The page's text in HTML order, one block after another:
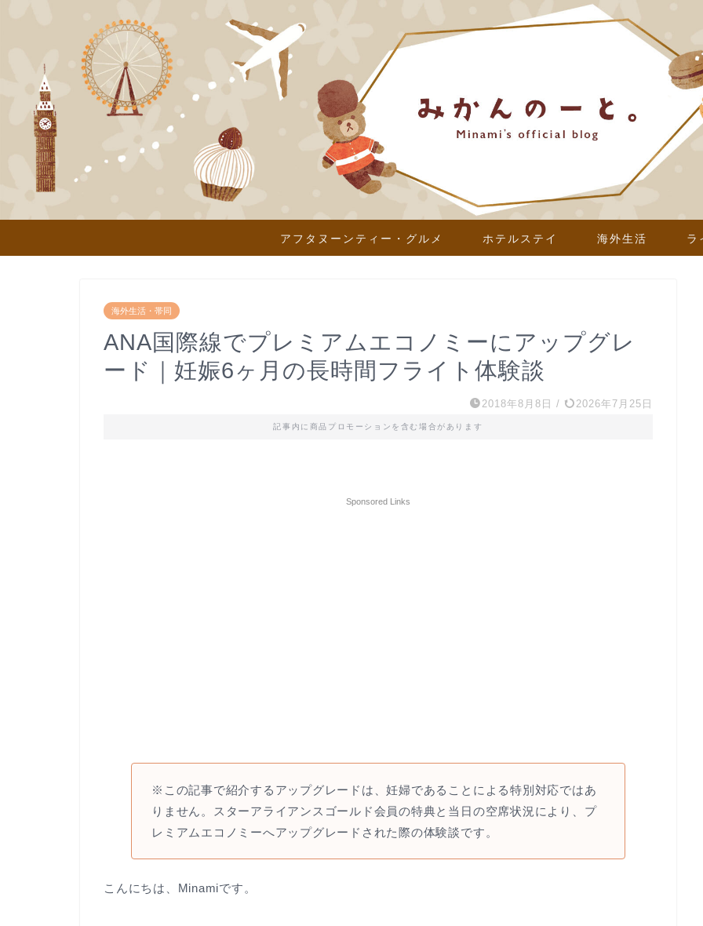
アフタヌーンティー・グルメ ホテルステイ 海外生活 ラ
海外生活・帯同
ANA国際線でプレミアムエコノミーにアップグレ
ード｜妊娠6ヶ月の長時間フライト体験談
2018年8月8日 / 2026年7月25日
記事内に商品プロモーションを含む場合があります
Sponsored Links
※この記事で紹介するアップグレードは、妊婦であることによる特別対応ではあ
りません。スターアライアンスゴールド会員の特典と当日の空席状況により、プ
レミアムエコノミーへアップグレードされた際の体験談です。
こんにちは、Minamiです。